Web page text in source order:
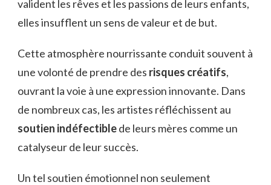
valident les rêves et les passions de leurs enfants,
elles insufflent un sens de valeur et de but.
Cette atmosphère nourrissante conduit souvent à
une volonté de prendre des risques créatifs,
ouvrant la voie à une expression innovante. Dans
de nombreux cas, les artistes réfléchissent au
soutien indéfectiblede leurs mères comme un
catalyseur de leur succès.
Un tel soutien émotionnel non seulement